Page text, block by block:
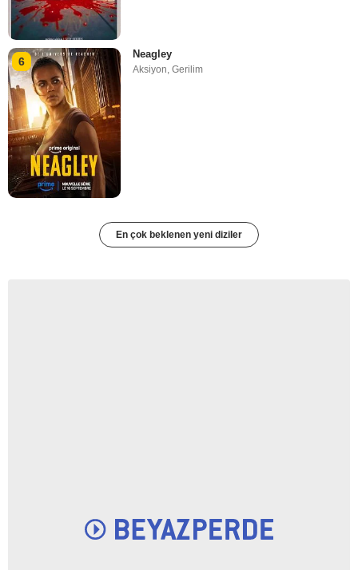
6
Neagley
Aksiyon ,Gerilim
En çok beklenen yeni diziler